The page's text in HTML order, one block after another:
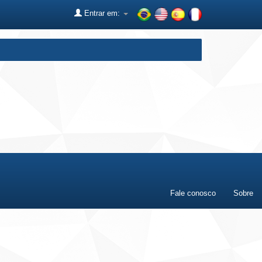
Entrar em:
Fale conosco Sobre